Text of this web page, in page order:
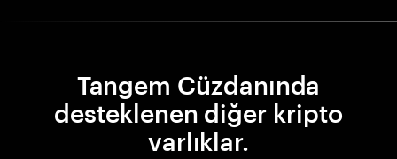
Tangem Cüzdanında
desteklenen diğer kripto
varlıklar.